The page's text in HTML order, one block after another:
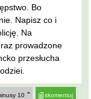
Bo
Napisz co i
Na
prowadzone
przesłucha
skomentuj
10